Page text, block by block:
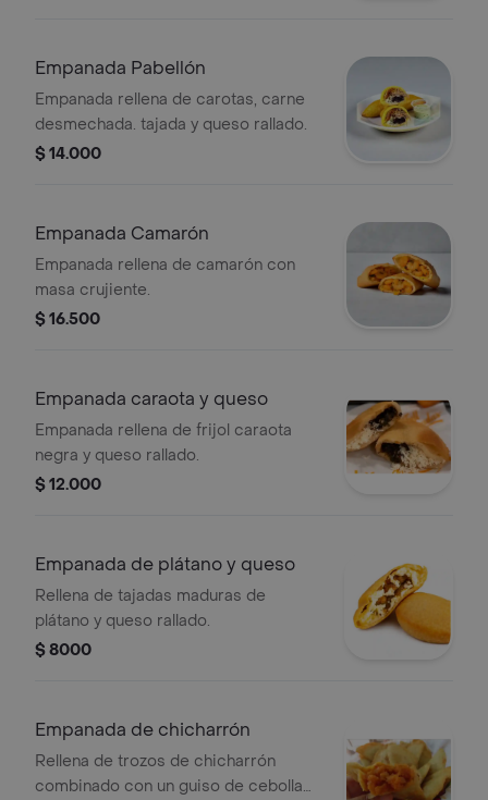
Empanada Pabellón
Empanada rellena de carotas, carne
desmechada. tajada y queso rallado.
$ 14.000
Empanada Camarón
Empanada rellena de camarón con
masa crujiente.
$ 16.500
Empanada caraota y queso
Empanada rellena de frijol caraota
negra y queso rallado.
$ 12.000
Empanada de plátano y queso
Rellena de tajadas maduras de
plátano y queso rallado.
$ 8000
Empanada de chicharrón
Rellena de trozos de chicharrón
combinado con un guiso de cebolla